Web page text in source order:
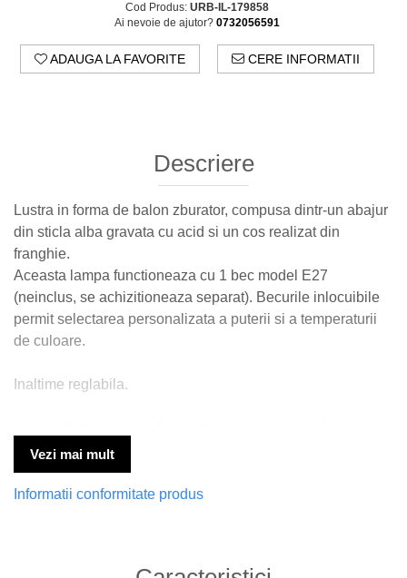
Cod Produs: URB-IL-179858
Ai nevoie de ajutor? 0732056591
ADAUGA LA FAVORITE CERE INFORMATII
Descriere
Lustra in forma de balon zburator, compusa dintr-un abajur
din sticla alba gravata cu acid si un cos realizat din
franghie.
Aceasta lampa functioneaza cu 1 bec model E27
(neinclus, se achizitioneaza separat). Becurile inlocuibile
permit selectarea personalizata a puterii si a temperaturii
de culoare.
Inaltime reglabila.
spatii amenajate pentru copii.
* Va rugam sa verificati dimensiunea produsului pentru
Vezi mai mult
Informatii conformitate produs